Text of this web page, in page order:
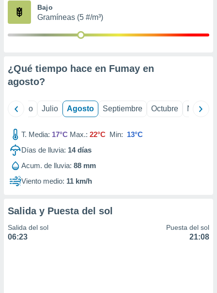
publicidad
1199
Bajo
Gramíneas (5 #/m³)
¿Qué tiempo hace en Fumay en
agosto?
Junio Julio Agosto Septiembre Octubre
T. Media: 17°C Max.: 22°C Min: 13°C
Días de lluvia: 14días
Acum. de lluvia: 88 mm
Viento medio: 11 km/h
Salida y Puesta del sol
Salida del sol
06:23
Puesta del sol
21:08